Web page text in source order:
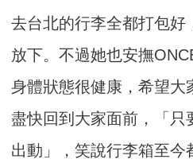
去台北的行李全都打包好
放下。不過她也安撫
身體狀態很健康，希望大
盡快回到大家面前，「只
出動」，笑說行李箱至今